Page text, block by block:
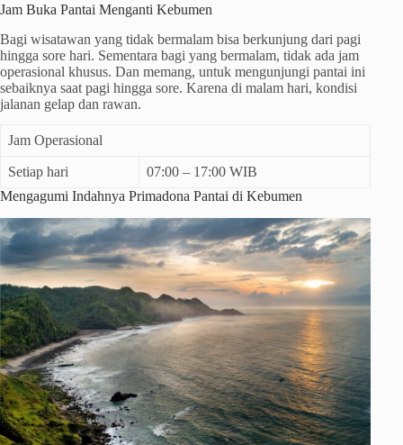
Jam Buka Pantai Menganti Kebumen
Bagi wisatawan yang tidak bermalam bisa berkunjung dari pagi
hingga sore hari. Sementara bagi yang bermalam, tidak ada jam
operasional khusus. Dan memang, untuk mengunjungi pantai ini
sebaiknya saat pagi hingga sore. Karena di malam hari, kondisi
jalanan gelap dan rawan.
Jam Operasional
Setiap hari
07:00 – 17:00 WIB
Mengagumi Indahnya Primadona Pantai di Kebumen